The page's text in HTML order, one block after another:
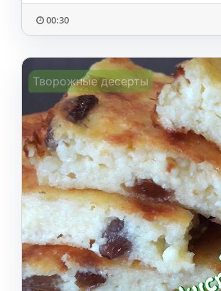
00:30
Творожные десерты